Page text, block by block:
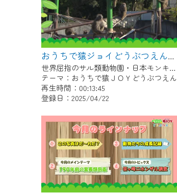
おうちで猿ジョイどうぶつえん～進化ってどういうこと？～（2025年3月16日初回放送）
世界屈指のサル類動物園・日本モンキーセンター協力の親子で学べる動物番組。
テーマ：おうちで猿ＪＯＹどうぶつえん
再生時間：00:13:45
登録日：2025/04/22